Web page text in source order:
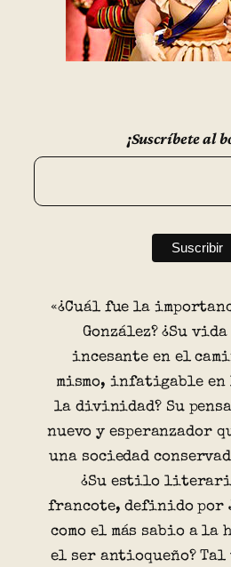
¡Suscríbete al
«¿Cuál fue la
González? ¿Su
incesante en el
mismo, infatigable en
la divinidad? Su
nuevo y esperanzador
una sociedad
¿Su estilo
francote, definido por
como el más sabio a
el ser antioqueño?